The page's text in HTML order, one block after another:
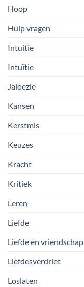
Hoop
Hulp vragen
Intuitie
Intuïtie
Jaloezie
Kansen
Kerstmis
Keuzes
Kracht
Kritiek
Leren
Liefde
Liefde en vriendschap
Liefdesverdriet
Loslaten